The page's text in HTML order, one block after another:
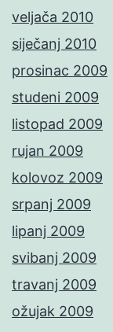
veljača 2010
siječanj 2010
prosinac 2009
studeni 2009
listopad 2009
rujan 2009
kolovoz 2009
srpanj 2009
lipanj 2009
svibanj 2009
travanj 2009
ožujak 2009